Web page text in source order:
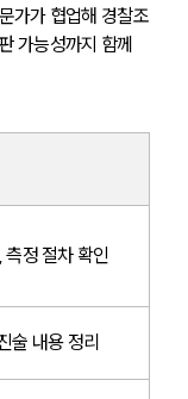
가가 협업해 경찰조
가능성까지 함께
정 절차 확인
술 내용 정리